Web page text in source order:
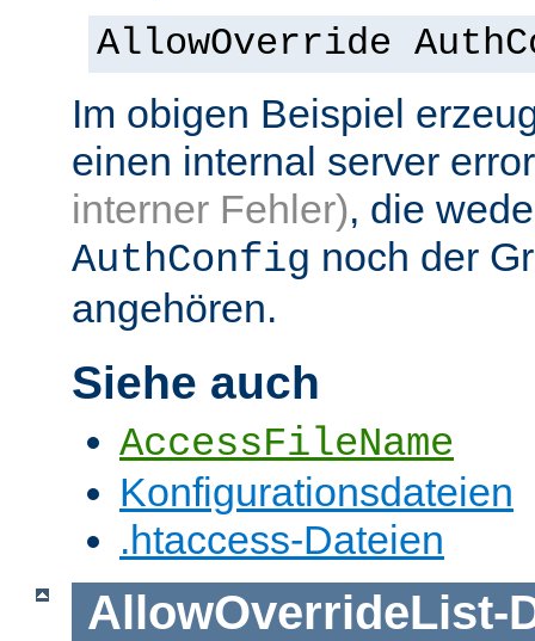
AllowOverride
Im obigen Beispiel
einen internal server
interner Fehler), die
AuthConfig noch der
angehören.
Siehe auch
AccessFileName
Konfigurationsdateien
.htaccess-Dateien
AllowOverrideList-